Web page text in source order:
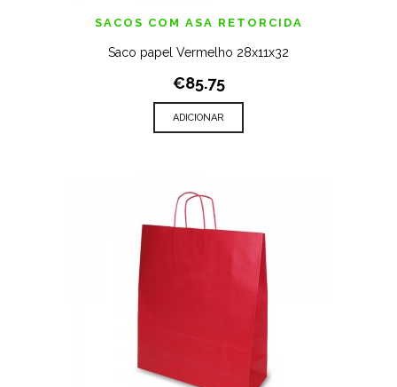
SACOS COM ASA RETORCIDA
Saco papel Vermelho 28x11x32
€85.75
ADICIONAR